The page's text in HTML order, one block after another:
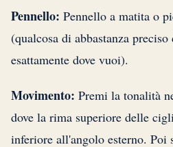
Pennello: Pennello a matita o
(qualcosa di abbastanza
esattamente dove vuoi).
Movimento: Premi la tonalità
dove la rima superiore delle
inferiore all'angolo esterno. Poi